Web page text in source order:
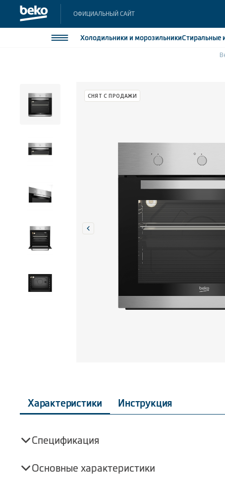
ОФИЦИАЛЬНЫЙ САЙТ
Холодильники и морозильникиСтиральные
Стиральные и сушильные машины
Встраиваемая техника
СНЯТ С ПРОДАЖИ
Характеристики Инструкция
Спецификация
Основные характеристики